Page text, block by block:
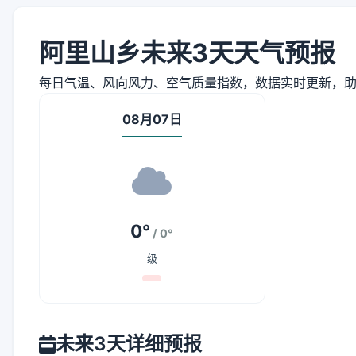
阿里山乡未来3天天气预报
每日气温、风向风力、空气质量指数，数据实时更新，
08月07日
0° / 0°
级
未来3天详细预报